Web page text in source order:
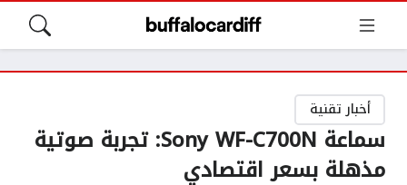
أخبار تقنية
سماعة Sony WF-C700N: تجربة صوتية
مذهلة بسعر اقتصادي